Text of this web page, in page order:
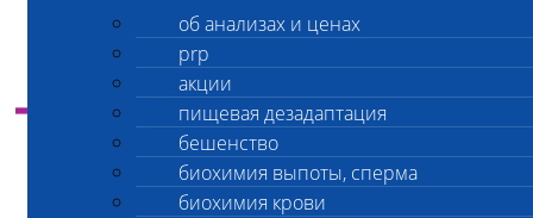
об анализах и ценах
prp
акции
пищевая дезадаптация
бешенство
биохимия выпоты, сперма
биохимия крови
Инструкция
по оплате анализов через банк и
самостоятельной отправке материала в
лабораторию